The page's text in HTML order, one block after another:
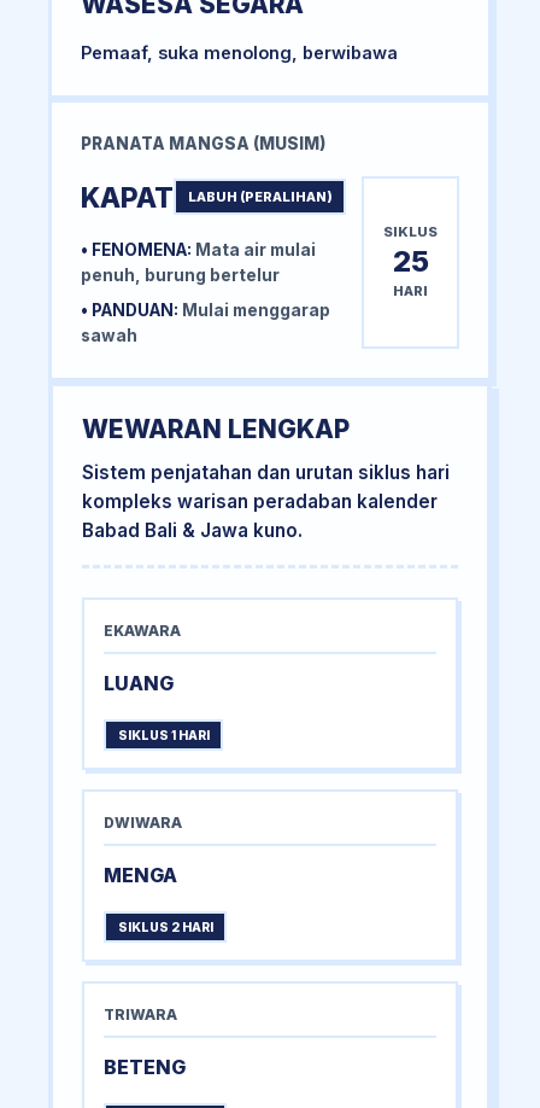
Pemaaf, suka menolong, berwibawa
PRANATA MANGSA (MUSIM)
KAPAT LABUH (PERALIHAN)
• FENOMENA: Mata air mulai
penuh, burung bertelur
• PANDUAN: Mulai menggarap
sawah
SIKLUS
25
HARI
WEWARAN LENGKAP
Sistem penjatahan dan urutan siklus hari
kompleks warisan peradaban kalender
Babad Bali & Jawa kuno.
EKAWARA
LUANG
SIKLUS 1 HARI
DWIWARA
MENGA
SIKLUS 2 HARI
TRIWARA
BETENG